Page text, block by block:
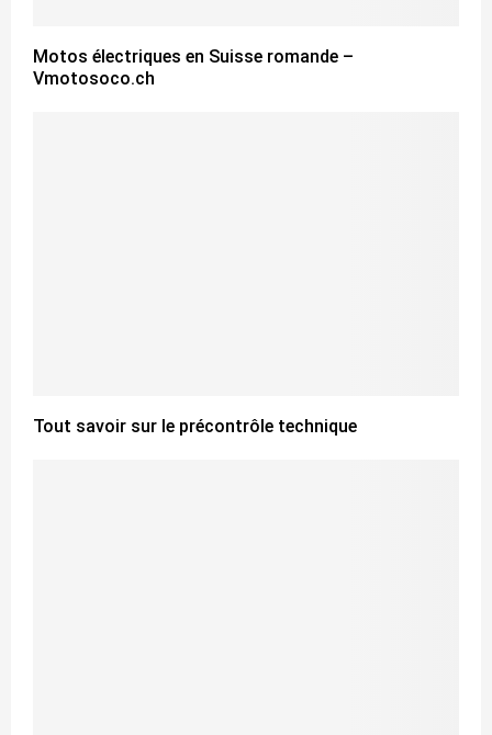
Motos électriques en Suisse romande –
Vmotosoco.ch
Tout savoir sur le précontrôle technique